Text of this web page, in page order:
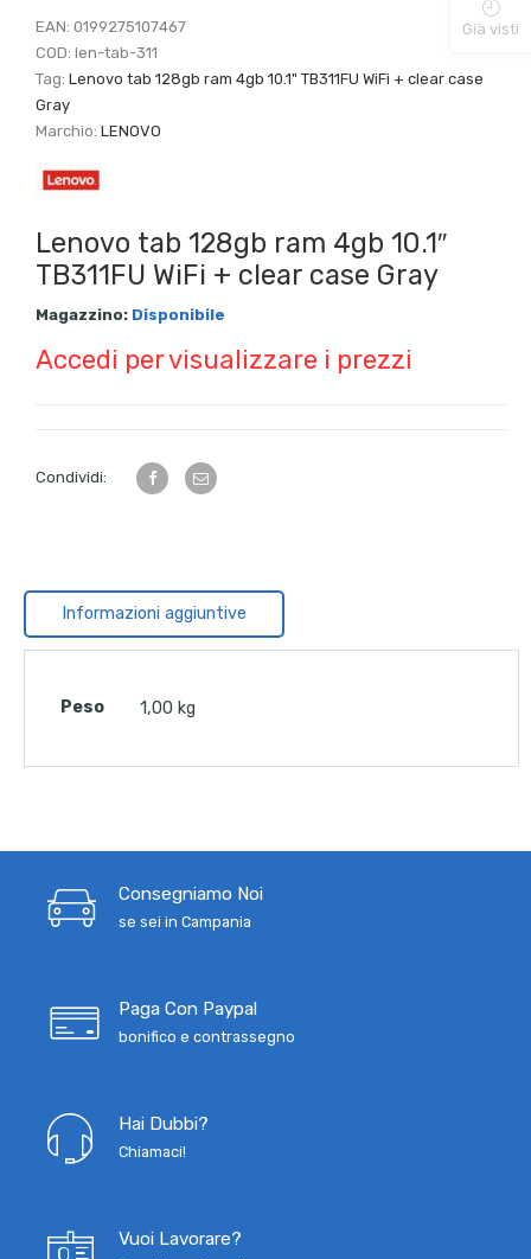
EAN:0199275107467
COD:len-tab-311
Tag:Lenovo tab 128gb ram 4gb 10.1" TB311FU WiFi + clear case
Gray
Marchio:LENOVO
Lenovo tab 128gb ram 4gb 10.1″
TB311FU WiFi + clear case Gray
Magazzino: Disponibile
Accedi per visualizzare i prezzi
Condividi:
Informazioni aggiuntive
Peso 1,00 kg
Consegniamo Noi
se sei in Campania
Paga Con Paypal
bonifico e contrassegno
Hai Dubbi?
Chiamaci!
Vuoi Lavorare?
Già visti